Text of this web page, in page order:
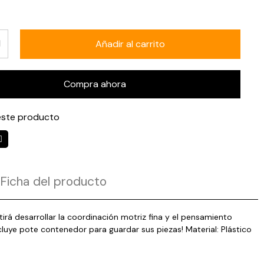
Añadir al carrito
Compra ahora
producto
Ficha del producto
desarrollar la coordinación motriz fina y el pensamiento
pote contenedor para guardar sus piezas! Material: Plástico